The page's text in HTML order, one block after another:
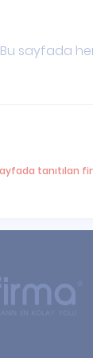
Bu sayfada
tanıtılan